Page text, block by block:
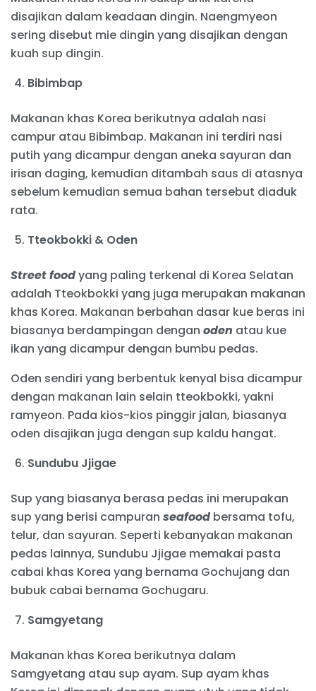
disajikan dalam keadaan dingin. Naengmyeon
sering disebut mie dingin yang disajikan dengan
kuah sup dingin.
Bibimbap
Makanan khas Korea berikutnya adalah nasi
campur atau Bibimbap. Makanan ini terdiri nasi
putih yang dicampur dengan aneka sayuran dan
irisan daging, kemudian ditambah saus di atasnya
sebelum kemudian semua bahan tersebut diaduk
rata.
Tteokbokki & Oden
Street foodyang paling terkenal di Korea Selatan
adalah Tteokbokki yang juga merupakan makanan
khas Korea. Makanan berbahan dasar kue beras ini
biasanya berdampingan dengan oden atau kue
ikan yang dicampur dengan bumbu pedas.
Oden sendiri yang berbentuk kenyal bisa dicampur
dengan makanan lain selain tteokbokki, yakni
ramyeon. Pada kios-kios pinggir jalan, biasanya
oden disajikan juga dengan sup kaldu hangat.
Sundubu Jjigae
Sup yang biasanya berasa pedas ini merupakan
sup yang berisi campuran seafood bersama tofu,
telur, dan sayuran. Seperti kebanyakan makanan
pedas lainnya, Sundubu Jjigae memakai pasta
cabai khas Korea yang bernama Gochujang dan
bubuk cabai bernama Gochugaru.
Samgyetang
Makanan khas Korea berikutnya dalam
Samgyetang atau sup ayam. Sup ayam khas